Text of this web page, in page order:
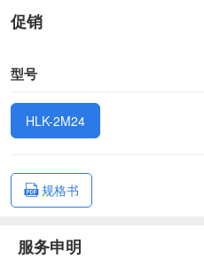
促销
型号
HLK-2M24
规格书
服务申明